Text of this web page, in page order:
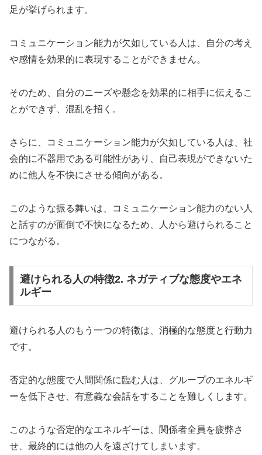
足が挙げられます。
コミュニケーション能力が欠如している人は、自分の考え
や感情を効果的に表現することができません。
そのため、自分のニーズや懸念を効果的に相手に伝えるこ
とができず、混乱を招く。
さらに、コミュニケーション能力が欠如している人は、社
会的に不器用である可能性があり、自己表現ができないた
めに他人を不快にさせる傾向がある。
このような振る舞いは、コミュニケーション能力のない人
と話すのが面倒で不快になるため、人から避けられること
につながる。
避けられる人の特徴2. ネガティブな態度やエネ
ルギー
避けられる人のもう一つの特徴は、消極的な態度と行動力
です。
否定的な態度で人間関係に臨む人は、グループのエネルギ
ーを低下させ、有意義な会話をすることを難しくします。
このような否定的なエネルギーは、関係者全員を疲弊さ
せ、最終的には他の人を遠ざけてしまいます。